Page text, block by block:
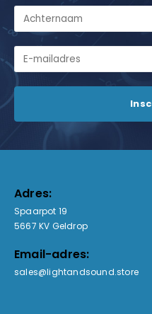
Adres:
Spaarpot 19
5667 KV Geldrop
Email-adres:
sales@lightandsound.store